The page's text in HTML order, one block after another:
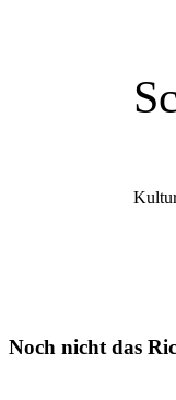
Noch nicht das